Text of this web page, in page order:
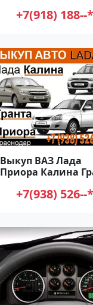
+7(918)
Выкуп ВАЗ Лада
Приора Калина
+7(938)